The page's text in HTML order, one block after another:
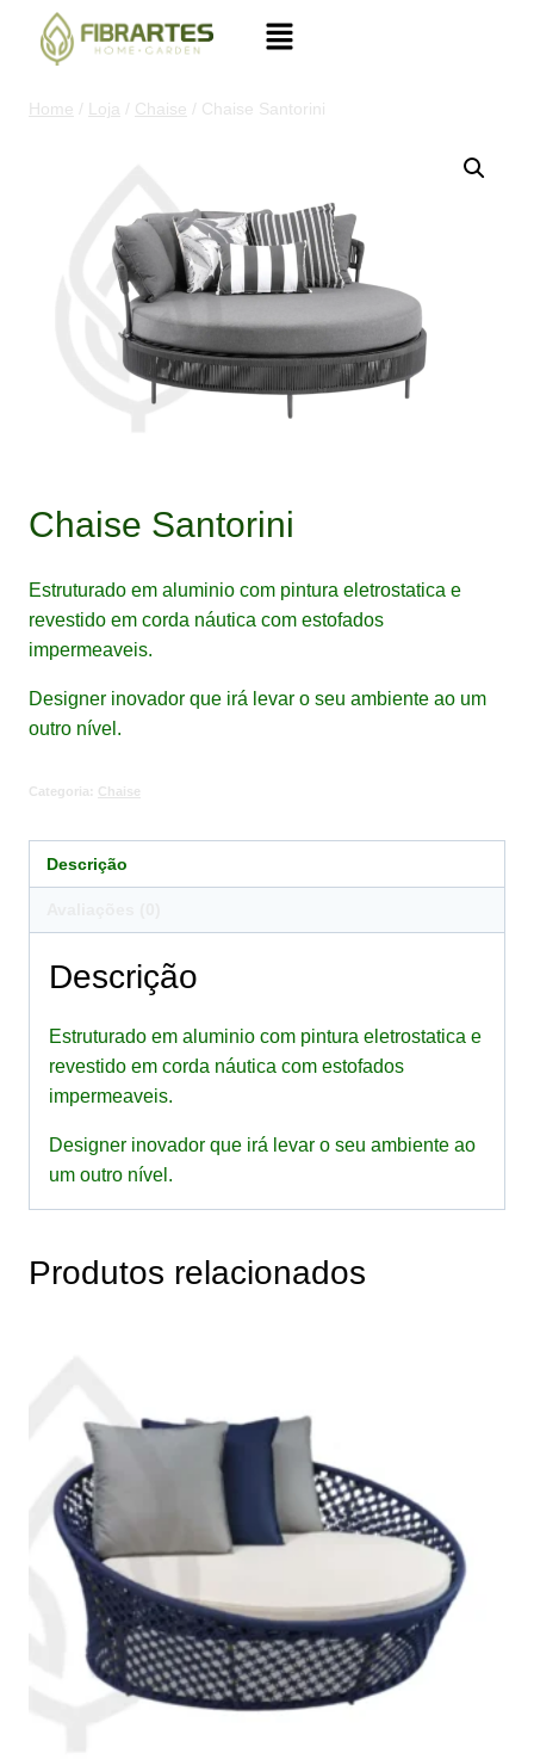
Home / Loja / Chaise / Chaise Santorini
Chaise Santorini
Estruturado em aluminio com pintura eletrostatica e
revestido em corda náutica com estofados
impermeaveis.
Designer inovador que irá levar o seu ambiente ao um
outro nível.
Categoria: Chaise
Descrição
Descrição
Estruturado em aluminio com pintura eletrostatica e
revestido em corda náutica com estofados
impermeaveis.
Designer inovador que irá levar o seu ambiente ao
um outro nível.
Produtos relacionados